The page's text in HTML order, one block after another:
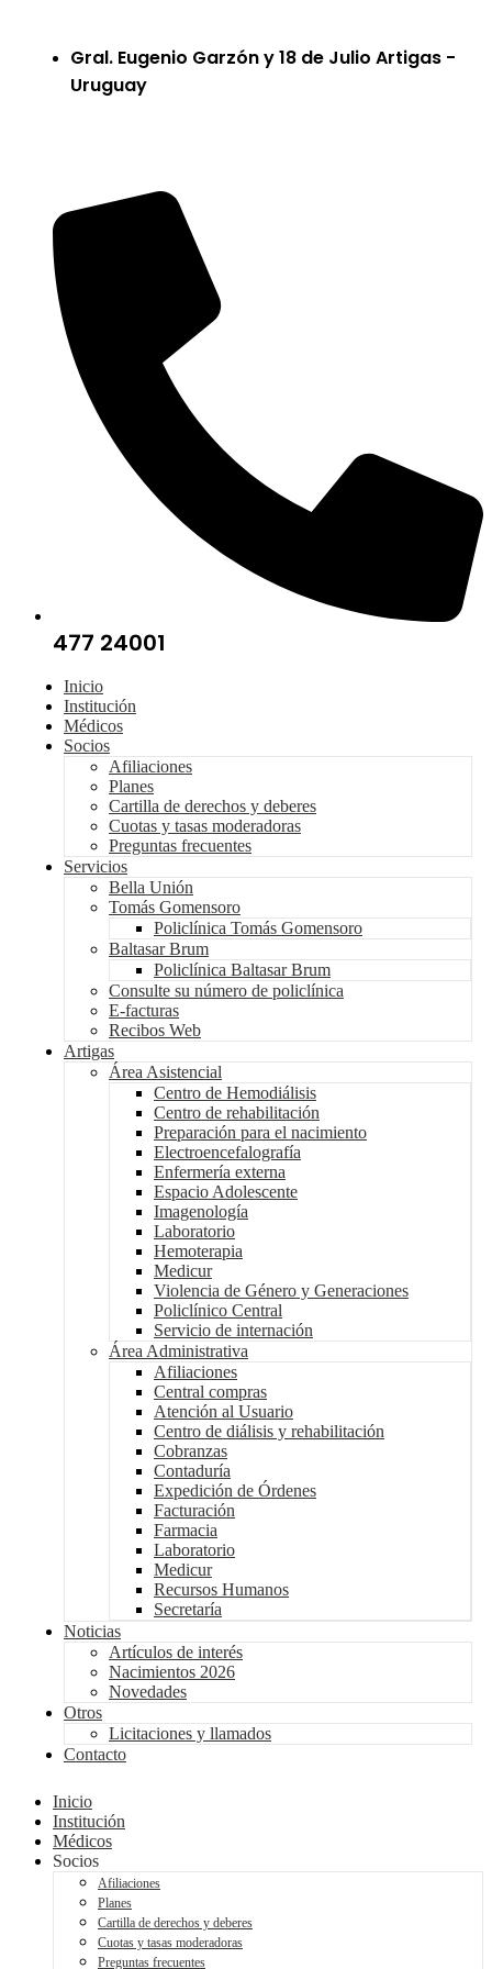
Gral. Eugenio Garzón y 18 de Julio Artigas -
Uruguay
477 24001
Inicio
Institución
Médicos
Socios
Afiliaciones
Planes
Cartilla de derechos y deberes
Cuotas y tasas moderadoras
Preguntas frecuentes
Servicios
Bella Unión
Tomás Gomensoro
Policlínica Tomás Gomensoro
Baltasar Brum
Policlínica Baltasar Brum
Consulte su número de policlínica
E-facturas
Recibos Web
Artigas
Área Asistencial
Centro de Hemodiálisis
Centro de rehabilitación
Preparación para el nacimiento
Electroencefalografía
Enfermería externa
Espacio Adolescente
Imagenología
Laboratorio
Hemoterapia
Medicur
Violencia de Género y Generaciones
Policlínico Central
Servicio de internación
Área Administrativa
Afiliaciones
Central compras
Atención al Usuario
Centro de diálisis y rehabilitación
Cobranzas
Contaduría
Expedición de Órdenes
Facturación
Farmacia
Laboratorio
Medicur
Recursos Humanos
Secretaría
Noticias
Artículos de interés
Nacimientos 2026
Novedades
Otros
Licitaciones y llamados
Contacto
Inicio
Institución
Médicos
Socios
Afiliaciones
Planes
Cartilla de derechos y deberes
Cuotas y tasas moderadoras
Preguntas frecuentes